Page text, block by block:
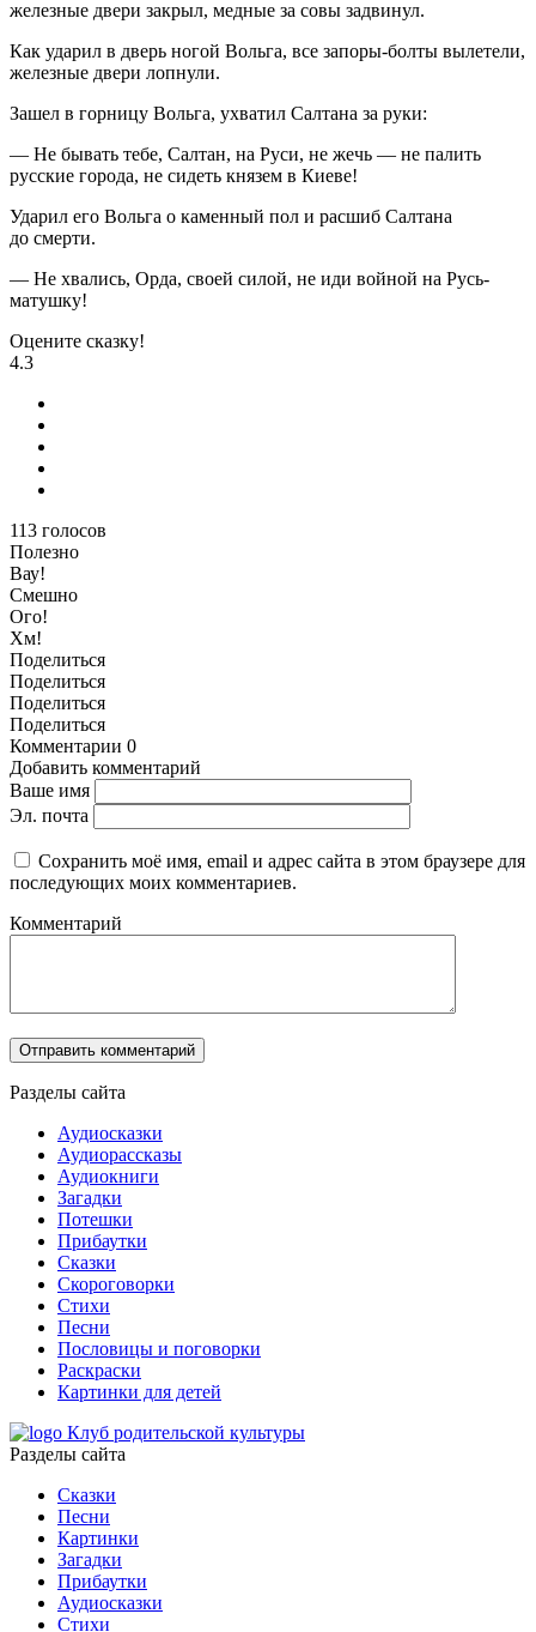
железные двери закрыл, медные за совы задвинул.
Как ударил в дверь ногой Вольга, все запоры-болты вылетели,
железные двери лопнули.
Зашел в горницу Вольга, ухватил Салтана за руки:
— Не бывать тебе, Салтан, на Руси, не жечь — не палить
русские города, не сидеть князем в Киеве!
Ударил его Вольга о каменный пол и расшиб Салтана
до смерти.
— Не хвались, Орда, своей силой, не иди войной на Русь-
матушку!
Оцените сказку!
4.3
113 голосов
Полезно
Вау!
Смешно
Ого!
Хм!
Поделиться
Поделиться
Поделиться
Поделиться
Комментарии 0
Добавить комментарий
Ваше имя
Эл. почта
Сохранить моё имя, email и адрес сайта в этом браузере для
последующих моих комментариев.
Комментарий
Разделы сайта
Аудиосказки
Аудиорассказы
Аудиокниги
Загадки
Потешки
Прибаутки
Сказки
Скороговорки
Стихи
Песни
Пословицы и поговорки
Раскраски
Картинки для детей
Клуб родительской культуры
Разделы сайта
Сказки
Песни
Картинки
Загадки
Прибаутки
Аудиосказки
Стихи